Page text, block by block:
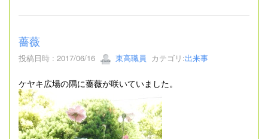
薔薇
投稿日時 : 2017/06/16 東高職員 カテゴリ:出来事
ケヤキ広場の隅に薔薇が咲いていました。